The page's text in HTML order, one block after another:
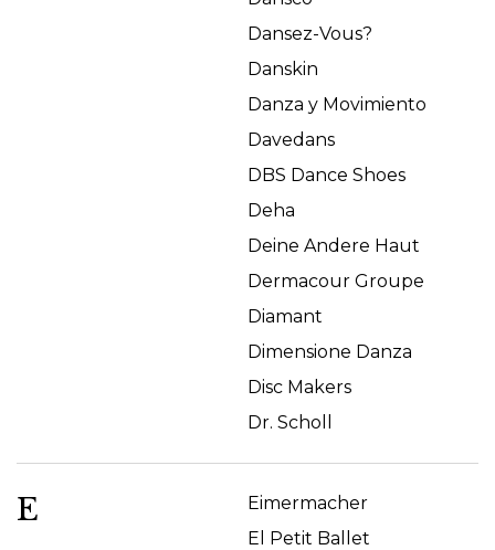
Dansez-Vous?
Danskin
Danza y Movimiento
Davedans
DBS Dance Shoes
Deha
Deine Andere Haut
Dermacour Groupe
Diamant
Dimensione Danza
Disc Makers
Dr. Scholl
E
Eimermacher
El Petit Ballet